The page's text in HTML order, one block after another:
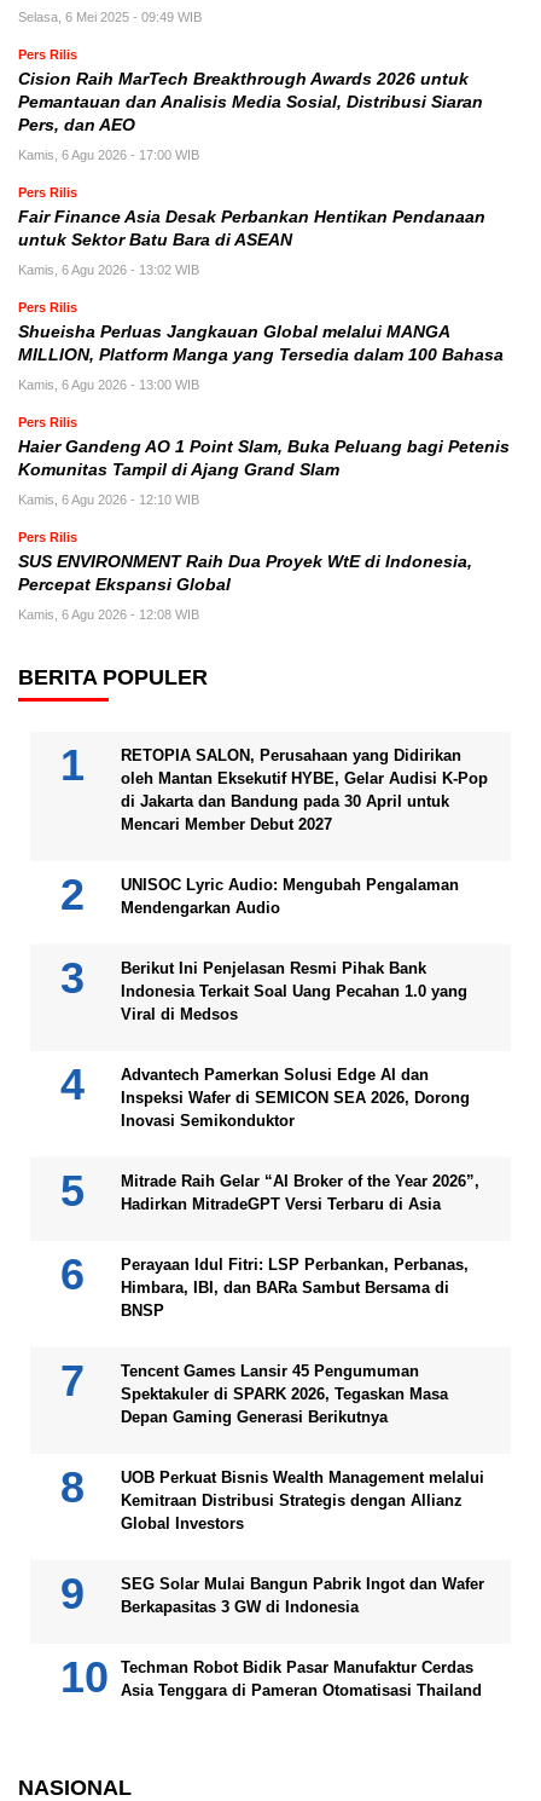
Selasa, 6 Mei 2025 - 09:49 WIB
Pers Rilis
Cision Raih MarTech Breakthrough Awards 2026 untuk
Pemantauan dan Analisis Media Sosial, Distribusi Siaran
Pers, dan AEO
Kamis, 6 Agu 2026 - 17:00 WIB
Pers Rilis
Fair Finance Asia Desak Perbankan Hentikan Pendanaan
untuk Sektor Batu Bara di ASEAN
Kamis, 6 Agu 2026 - 13:02 WIB
Pers Rilis
Shueisha Perluas Jangkauan Global melalui MANGA
MILLION, Platform Manga yang Tersedia dalam 100 Bahasa
Kamis, 6 Agu 2026 - 13:00 WIB
Pers Rilis
Haier Gandeng AO 1 Point Slam, Buka Peluang bagi Petenis
Komunitas Tampil di Ajang Grand Slam
Kamis, 6 Agu 2026 - 12:10 WIB
Pers Rilis
SUS ENVIRONMENT Raih Dua Proyek WtE di Indonesia,
Percepat Ekspansi Global
Kamis, 6 Agu 2026 - 12:08 WIB
BERITA POPULER
RETOPIA SALON, Perusahaan yang Didirikan
oleh Mantan Eksekutif HYBE, Gelar Audisi K-Pop
di Jakarta dan Bandung pada 30 April untuk
Mencari Member Debut 2027
UNISOC Lyric Audio: Mengubah Pengalaman
Mendengarkan Audio
Berikut Ini Penjelasan Resmi Pihak Bank
Indonesia Terkait Soal Uang Pecahan 1.0 yang
Viral di Medsos
Advantech Pamerkan Solusi Edge AI dan
Inspeksi Wafer di SEMICON SEA 2026, Dorong
Inovasi Semikonduktor
Mitrade Raih Gelar “AI Broker of the Year 2026”,
Hadirkan MitradeGPT Versi Terbaru di Asia
Perayaan Idul Fitri: LSP Perbankan, Perbanas,
Himbara, IBI, dan BARa Sambut Bersama di
BNSP
Tencent Games Lansir 45 Pengumuman
Spektakuler di SPARK 2026, Tegaskan Masa
Depan Gaming Generasi Berikutnya
UOB Perkuat Bisnis Wealth Management melalui
Kemitraan Distribusi Strategis dengan Allianz
Global Investors
SEG Solar Mulai Bangun Pabrik Ingot dan Wafer
Berkapasitas 3 GW di Indonesia
Techman Robot Bidik Pasar Manufaktur Cerdas
Asia Tenggara di Pameran Otomatisasi Thailand
NASIONAL